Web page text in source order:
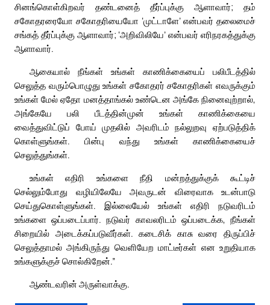
சினங்கொள்கிறவர் தண்டனைத் தீர்ப்புக்கு ஆளாவார்; தம்
சகோதரரையோ சகோதரியையோ ‘முட்டாளே’ என்பவர் தலைமைச்
சங்கத் தீர்ப்புக்கு ஆளாவார்; ‘அறிவிலியே’ என்பவர் எரிநரகத்துக்கு
ஆளாவார்.
ஆகையால் நீங்கள் உங்கள் காணிக்கையைப் பலிபீடத்தில்
செலுத்த வரும்பொழுது உங்கள் சகோதரர் சகோதரிகள் எவருக்கும்
உங்கள் மேல் ஏதோ மனத்தாங்கல் உண்டென அங்கே நினைவுற்றால்,
அங்கேயே பலி பீடத்தின்முன் உங்கள் காணிக்கையை
வைத்துவிட்டுப் போய் முதலில் அவரிடம் நல்லுறவு ஏற்படுத்திக்
கொள்ளுங்கள். பின்பு வந்து உங்கள் காணிக்கையைச்
செலுத்துங்கள்.
உங்கள் எதிரி உங்களை நீதி மன்றத்துக்குக் கூட்டிச்
செல்லும்போது வழியிலேயே அவருடன் விரைவாக உடன்பாடு
செய்துகொள்ளுங்கள். இல்லையேல் உங்கள் எதிரி நடுவரிடம்
உங்களை ஒப்படைப்பார். நடுவர் காவலரிடம் ஒப்படைக்க, நீங்கள்
சிறையில் அடைக்கப்படுவீர்கள். கடைசிக் காசு வரை திருப்பிச்
செலுத்தாமல் அங்கிருந்து வெளியேற மாட்டீர்கள் என உறுதியாக
உங்களுக்குச் சொல்கிறேன்.”
ஆண்டவரின் அருள்வாக்கு.